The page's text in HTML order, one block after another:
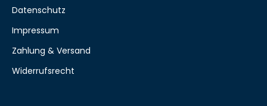
Datenschutz
Impressum
Zahlung & Versand
Widerrufsrecht